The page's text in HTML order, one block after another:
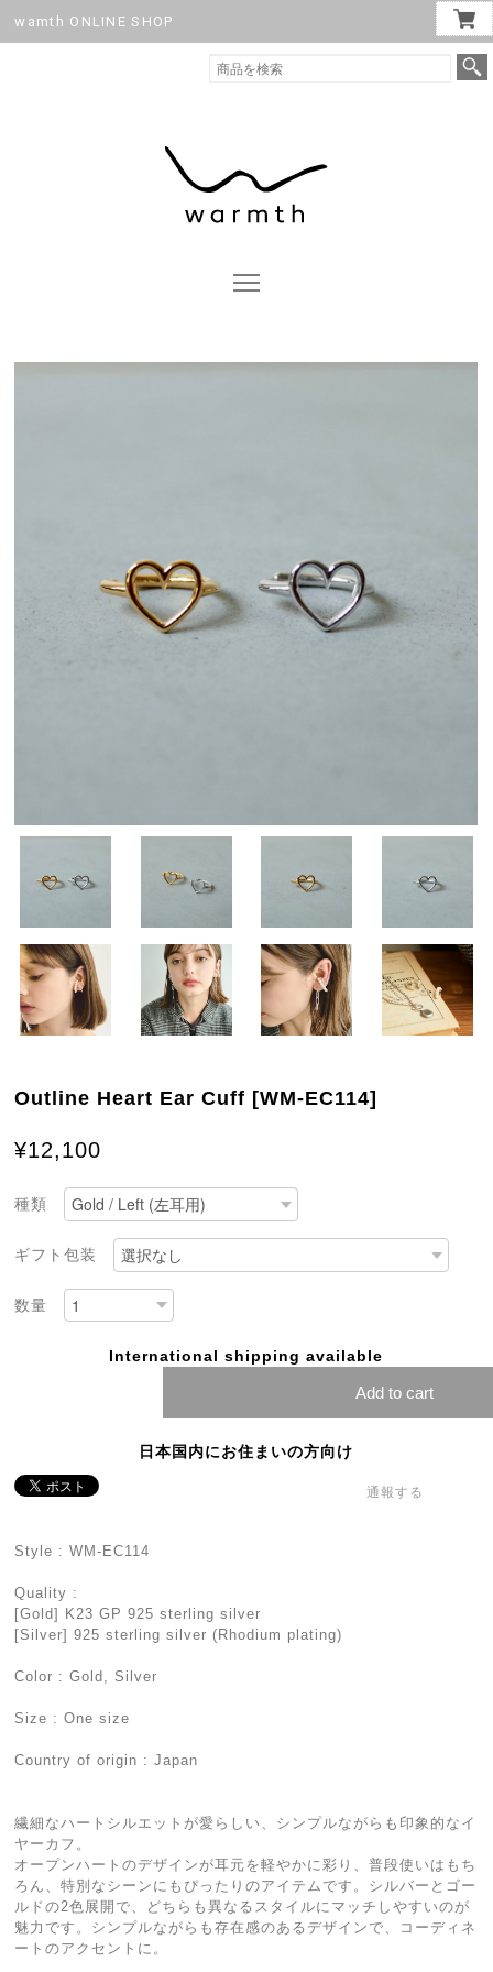
wamth ONLINE SHOP
Outline Heart Ear Cuff [WM-EC114]
¥12,100
種類
ギフト包装
数量
International shipping available
Add to cart
日本国内にお住まいの方向け
通報する
Style : WM-EC114
Quality :
[Gold] K23 GP 925 sterling silver
[Silver] 925 sterling silver (Rhodium plating)
Color : Gold, Silver
Size : One size
Country of origin : Japan
繊細なハートシルエットが愛らしい、シンプルながらも印象的なイ
ヤーカフ。
オープンハートのデザインが耳元を軽やかに彩り、普段使いはもち
ろん、特別なシーンにもぴったりのアイテムです。シルバーとゴー
ルドの2色展開で、どちらも異なるスタイルにマッチしやすいのが
魅力です。シンプルながらも存在感のあるデザインで、コーディネ
ートのアクセントに。